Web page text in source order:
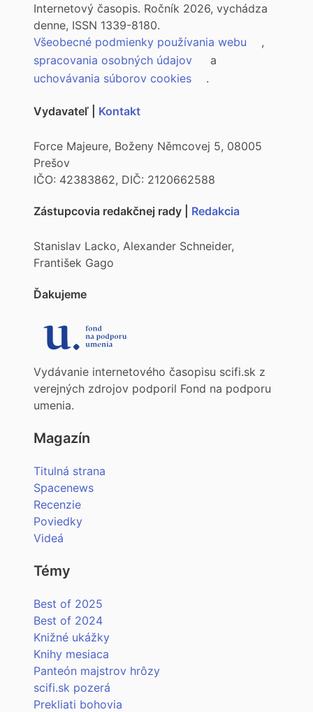
Internetový časopis. Ročník 2026, vychádza
denne, ISSN 1339-8180.
Všeobecné podmienky používania webu
,
spracovania osobných údajov
a
uchovávania súborov cookies
.
Vydavateľ | Kontakt
Force Majeure, Boženy Němcovej 5, 08005
Prešov
IČO: 42383862, DIČ: 2120662588
Zástupcovia redakčnej rady | Redakcia
Stanislav Lacko, Alexander Schneider,
František Gago
Ďakujeme
Vydávanie internetového časopisu scifi.sk z
verejných zdrojov podporil Fond na podporu
umenia.
Magazín
Titulná strana
Spacenews
Recenzie
Poviedky
Videá
Témy
Best of 2025
Best of 2024
Knižné ukážky
Knihy mesiaca
Panteón majstrov hrôzy
scifi.sk pozerá
Prekliati bohovia